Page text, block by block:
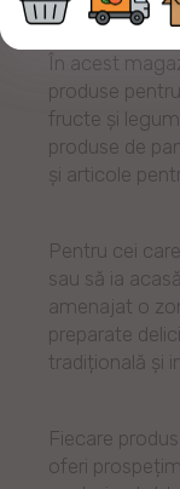
În acest
produse
fructe și
produse de
și articole
Pentru cei
sau să ia
amenajat o
preparate
tradițională și
Fiecare
oferi